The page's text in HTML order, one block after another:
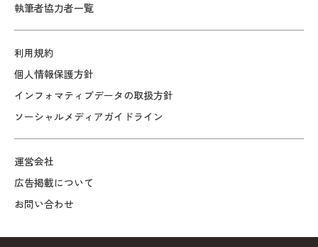
執筆者協力者一覧
利用規約
個人情報保護方針
インフォマティブデータの取扱方針
ソーシャルメディアガイドライン
運営会社
広告掲載について
お問い合わせ